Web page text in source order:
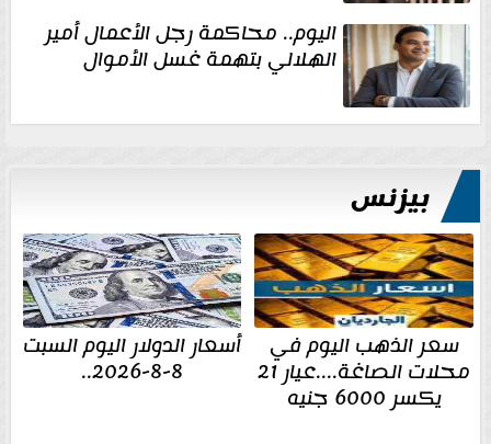
اليوم.. محاكمة رجل الأعمال أمير
الهلالي بتهمة غسل الأموال
بيزنس
سعر الذهب اليوم في
محلات الصاغة....عيار 21
يكسر 6000 جنيه
أسعار الدولار اليوم السبت
8-8-2026..